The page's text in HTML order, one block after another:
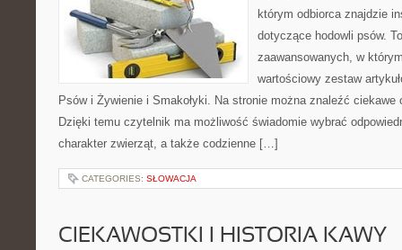
którym odbiorca znajdzie
dotyczące hodowli psów.
zaawansowanych, w
wartościowy zestaw
Psów i Żywienie i Smakołyki. Na stronie można znaleźć ciekawe
Dzięki temu czytelnik ma możliwość świadomie wybrać
charakter zwierząt, a także codzienne […]
CATEGORIES: SŁOWACJA
CIEKAWOSTKI I HISTORIA KAWY